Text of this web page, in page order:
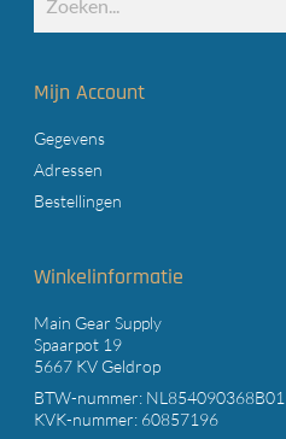
Mijn Account
Gegevens
Adressen
Bestellingen
Winkelinformatie
Main Gear Supply
Spaarpot 19
5667 KV Geldrop
BTW-nummer: NL854090368B01
KVK-nummer: 60857196